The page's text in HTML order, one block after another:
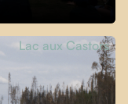
Lac aux Castors